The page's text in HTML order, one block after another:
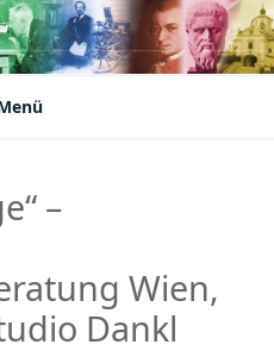
Societies
–
Wien,
Dankl